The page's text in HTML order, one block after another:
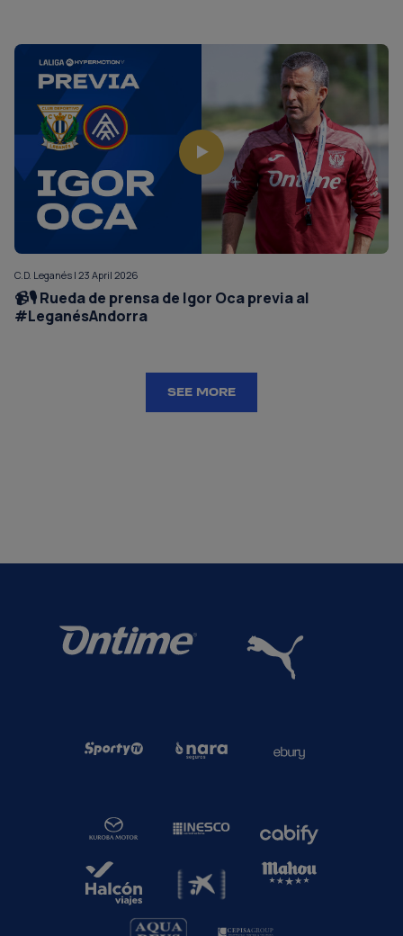
C.D. Leganés | 23 April 2026
📹🎙️ Rueda de prensa de Igor Oca previa al
#LeganésAndorra
SEE MORE